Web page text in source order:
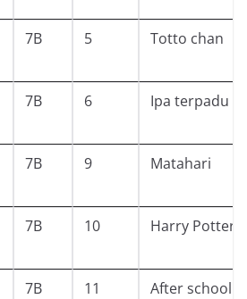
7B 5 Totto chan
7B 6 Ipa terpadu
7B 9 Matahari
7B 10 Harry Potter
7B 11
After school